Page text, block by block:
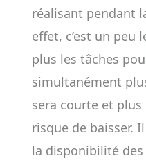
réalisant pendant
effet, c’est un peu
plus les tâches
simultanément
sera courte et
risque de baisser.
la disponibilité des